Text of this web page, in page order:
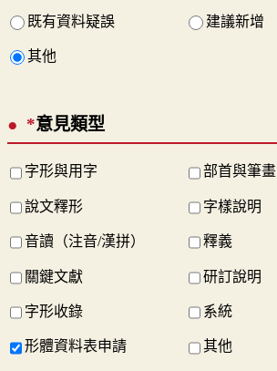
既有資料疑誤 建議新增
其他
*意見類型
字形與用字 部首與筆畫
說文釋形 字樣說明
音讀（注音/漢拼） 釋義
關鍵文獻 研訂說明
字形收錄 系統
形體資料表申請 其他